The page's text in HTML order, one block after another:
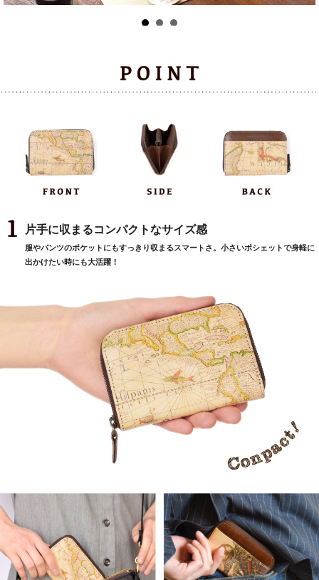
片手に収まるコンパクトなサイズ感
服やパンツのポケットにもすっきり収まるスマートさ。小さいポシェットで身軽に
出かけたい時にも大活躍！